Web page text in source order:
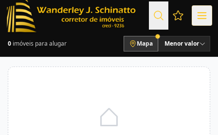
Favoritos
0 imóveis para alugar Mapa Menor valor